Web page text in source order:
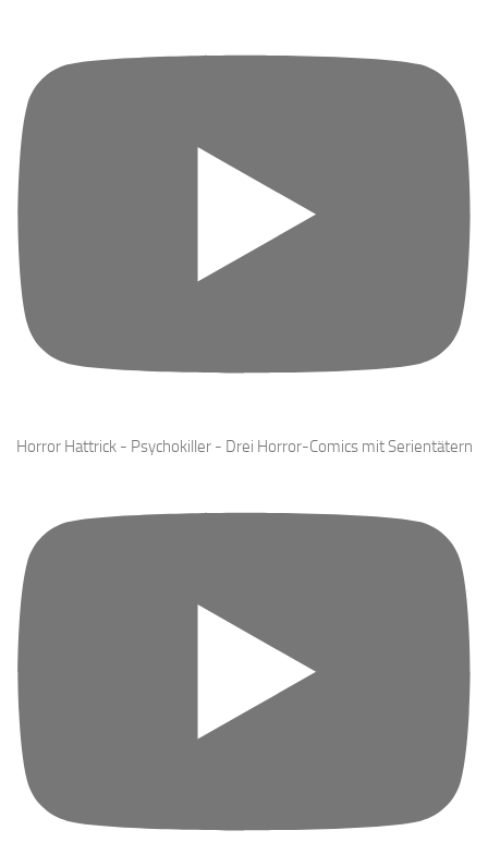
Horror Hattrick - Psychokiller - Drei Horror-Comics mit Serientätern